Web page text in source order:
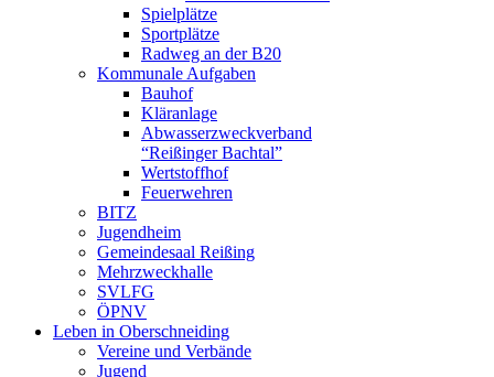
Spielplätze
Sportplätze
Radweg an der B20
Kommunale Aufgaben
Bauhof
Kläranlage
Abwasserzweckverband
“Reißinger Bachtal”
Wertstoffhof
Feuerwehren
BITZ
Jugendheim
Gemeindesaal Reißing
Mehrzweckhalle
SVLFG
ÖPNV
Leben in Oberschneiding
Vereine und Verbände
Jugend